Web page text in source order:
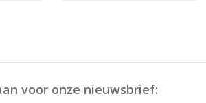
voor onze nieuwsbrief: